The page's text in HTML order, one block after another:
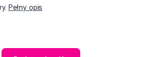
Pełny opis